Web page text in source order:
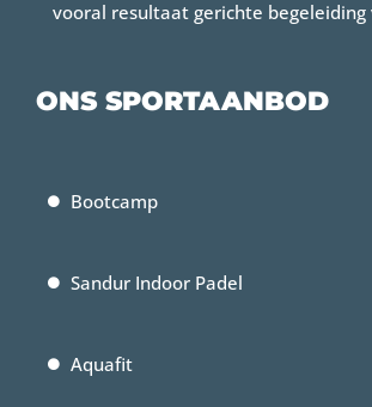
vooral resultaat gerichte begeleiding
ONS SPORTAANBOD
Bootcamp
Sandur Indoor Padel
Aquafit